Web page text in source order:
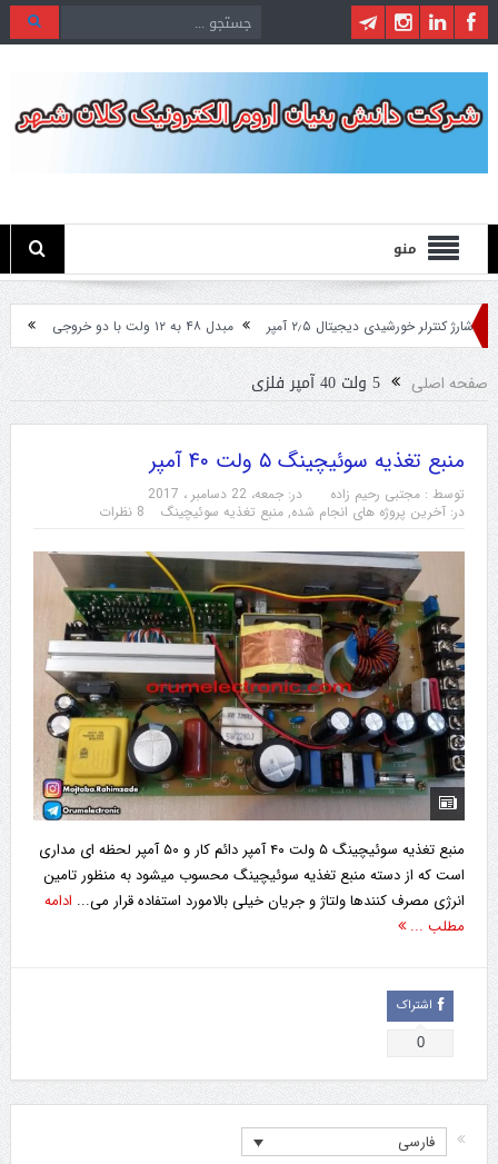
منو
شارژ کنترلر خورشیدی دیجیتال ۲٫۵ آمپر مبدل ۴۸ به ۱۲ ولت با دو خروجی مبدل ۲۴ ولت به ۱۲ ولت مخصوص ماشین های سنگین
صفحه اصلی 5 ولت 40 آمپر فلزی
منبع تغذیه سوئیچینگ ۵ ولت ۴۰ آمپر
توسط : مجتبی رحیم زاده در: جمعه، 22 دسامبر ، 2017
در: آخرین پروژه های انجام شده, منبع تغذیه سوئیچینگ 8 نظرات
منبع تغذیه سوئیچینگ ۵ ولت ۴۰ آمپر دائم کار و ۵۰ آمپر لحظه ای مداری
است که از دسته منبع تغذیه سوئیچینگ محسوب میشود به منظور تامین
انرژی مصرف کنندها ولتاژ و جریان خیلی بالامورد استفاده قرار می... ادامه
مطلب ...
اشتراک
0
فارسی